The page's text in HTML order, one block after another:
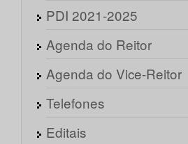
PDI 2021-2025
Agenda do Reitor
Agenda do Vice-Reitor
Telefones
Editais